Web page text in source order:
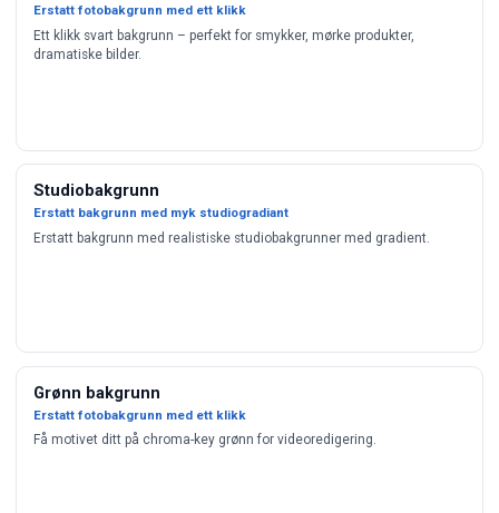
Erstatt fotobakgrunn med ett klikk
Ett klikk svart bakgrunn – perfekt for smykker, mørke produkter,
dramatiske bilder.
Studiobakgrunn
Erstatt bakgrunn med myk studiogradiant
Erstatt bakgrunn med realistiske studiobakgrunner med gradient.
Grønn bakgrunn
Erstatt fotobakgrunn med ett klikk
Få motivet ditt på chroma-key grønn for videoredigering.